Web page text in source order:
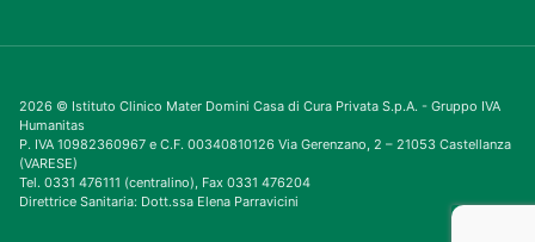
2026 © Istituto Clinico Mater Domini Casa di Cura Privata S.p.A. - Gruppo IVA
Humanitas
P. IVA 10982360967 e C.F. 00340810126 Via Gerenzano, 2 – 21053 Castellanza
(VARESE)
Tel. 0331 476111 (centralino), Fax 0331 476204
Direttrice Sanitaria: Dott.ssa Elena Parravicini